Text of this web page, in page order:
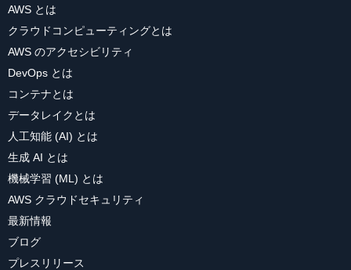
AWS とは
クラウドコンピューティングとは
AWS のアクセシビリティ
DevOps とは
コンテナとは
データレイクとは
人工知能 (AI) とは
生成 AI とは
機械学習 (ML) とは
AWS クラウドセキュリティ
最新情報
ブログ
プレスリリース